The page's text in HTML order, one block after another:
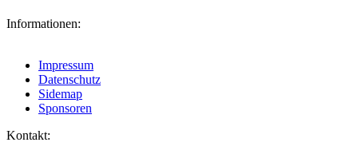
Informationen:
Impressum
Datenschutz
Sidemap
Sponsoren
Kontakt: